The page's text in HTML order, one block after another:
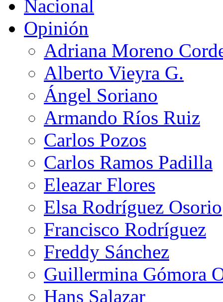
Nacional
Opinión
Adriana Moreno
Alberto Vieyra G.
Ángel Soriano
Armando Ríos Ruiz
Carlos Pozos
Carlos Ramos Padilla
Eleazar Flores
Elsa Rodríguez Osorio
Francisco Rodríguez
Freddy Sánchez
Guillermina Gómora
Hans Salazar